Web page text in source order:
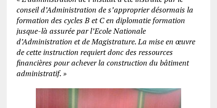
conseil d’Administration de s’approprier désormais la
formation des cycles B et C en diplomatie formation
jusque-là assurée par l’Ecole Nationale
d’Administration et de Magistrature. La mise en œuvre
de cette instruction requiert donc des ressources
financièrespour achever la construction du bâtiment
administratif. »